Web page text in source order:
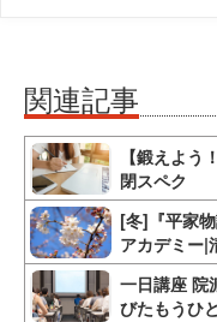
関連記事
【鍛えよ
閉スペク
[冬]『平家
アカデミー|
一日講座 院
びたもうひ